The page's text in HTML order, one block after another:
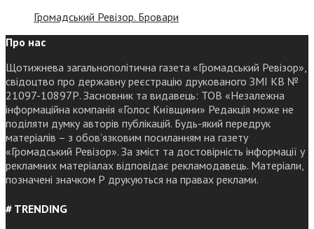
Громадський Ревізор. Бровари
Про нас
Щотижнева загальнополітична газета «Громадський Ревізор»,
свідоцтво про державну реєстрацію друкованого ЗМІ КВ №
21097-10897Р. Засновник та видавець: ТОВ «Незалежна
інформаційна компанія «Голос Київщини» Редакція може не
поділяти думку авторів публікацій. Будь-який передрук
матеріалів – з обов’язковим посиланням на газету
«Громадський Ревізор». За зміст та достовірність інформації у
рекламних матеріалах відповідає рекламодавець. Матеріали,
позначені значком Р друкуються на правах реклами.
# TRENDING